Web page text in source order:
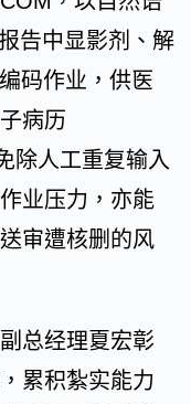
告中显影剂、解
码作业，供医
病历
除人工重复输入
业压力，亦能
审遭核删的风
总经理夏宏彰
累积紮实能力